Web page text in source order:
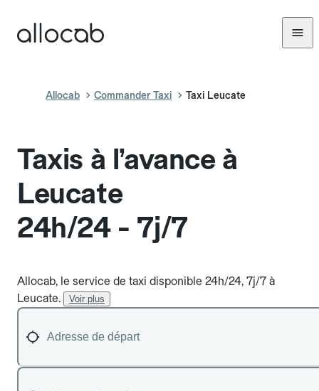
Allocab Commander Taxi Taxi Leucate
Taxis à l’avance à
Leucate
24h/24 - 7j/7
Allocab, le service de taxi disponible 24h/24, 7j/7 à
Leucate.
Voir plus